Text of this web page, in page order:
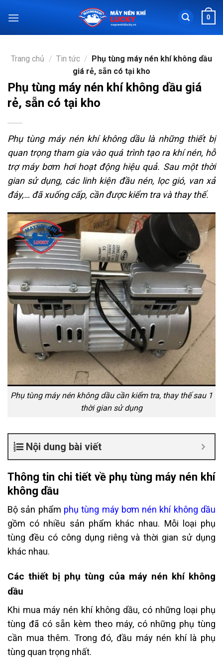
đến
0
Trang chủ / Tin tức / Phụ tùng máy nén khí không dầu
giá rẻ, sẵn có tại kho
Phụ tùng máy nén khí không dầu giá
rẻ, sẵn có tại kho
Phụ tùng máy nén khí không dầu là những thiết bị
quan trọng tham gia vào quá trình tạo ra khí nén, hỗ
trợ máy bơm hơi hoạt động hiệu quả. Sau một thời
gian sử dụng, các linh kiện đầu nén, lọc gió, van xả
đáy,… đã xuống cấp, cần được kiểm tra và thay thế.
Phụ tùng máy nén không dầu cần kiểm tra, thay thế sau 1
thời gian sử dụng
Nội dung bài viết
Thông tin chi tiết về phụ tùng máy nén khí
không dầu
Bộ sản phẩm phụ tùng máy bơm nén khí không dầu
gồm có nhiều sản phẩm khác nhau. Mỗi loại phụ
tùng đều có công dụng riêng và thời gian sử dụng
khác nhau.
Các thiết bị phụ tùng của máy nén khí không
dầu
Khi mua máy nén khí không dầu, có những loại phụ
tùng đã có sẵn kèm theo máy, có những phụ tùng
cần mua thêm. Trong đó, đầu máy nén khí là phụ
tùng quan trọng nhất.